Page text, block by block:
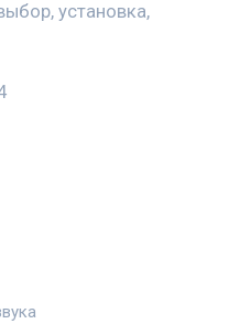
установка,